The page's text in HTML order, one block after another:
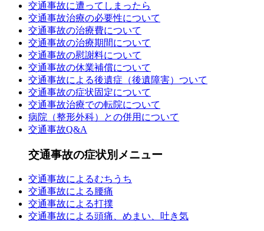
交通事故に遭ってしまったら
交通事故治療の必要性について
交通事故の治療費について
交通事故の治療期間について
交通事故の慰謝料について
交通事故の休業補償について
交通事故による後遺症（後遺障害）ついて
交通事故の症状固定について
交通事故治療での転院について
病院（整形外科）との併用について
交通事故Q&A
交通事故の症状別メニュー
交通事故によるむちうち
交通事故による腰痛
交通事故による打撲
交通事故による頭痛、めまい、吐き気